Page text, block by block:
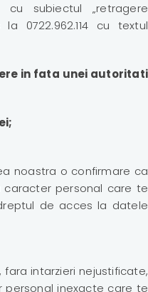
cu subiectul „retragere
0722.962.114 cu textul
in fata unei autoritati
noastra o confirmare ca
personal care te
de acces la datele
intarzieri nejustificate,
inexacte care te